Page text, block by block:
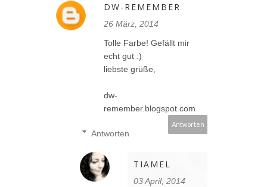
DW-REMEMBER
26 März, 2014
Tolle Farbe! Gefällt mir
echt gut :)
liebste grüße,
dw-
remember.blogspot.com
Antworten
Antworten
TIAMEL
03 April, 2014